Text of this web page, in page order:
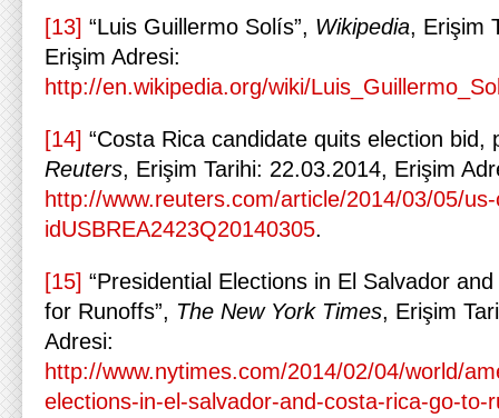
[13] “Luis Guillermo Solís”, Wikipedia, Erişim
Erişim Adresi:
http://en.wikipedia.org/wiki/
[14] “Costa Rica candidate quits election bid,
Reuters, Erişim Tarihi: 22.03.2014, Erişim
http://www.reuters.com/article/2014/03/05/
idUSBREA2423Q20140305.
[15] “Presidential Elections in El Salvador
for Runoffs”, The New York Times, Erişim
Adresi:
http://www.nytimes.com/2014/02/04/world/
elections-in-el-salvador-and-costa-rica-go-to-